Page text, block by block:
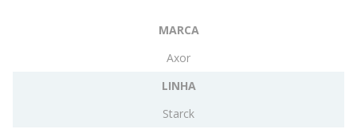
MARCA
Axor
LINHA
Starck